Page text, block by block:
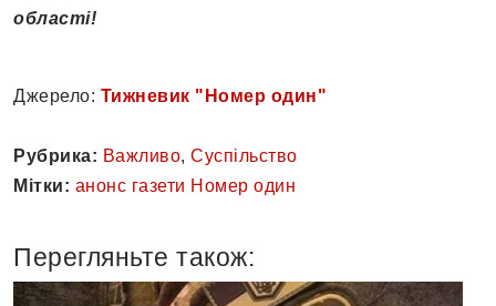
області!
Джерело: Тижневик "Номер один"
Рубрика: Важливо, Суспільство
Мітки: анонс газети Номер один
Перегляньте також: